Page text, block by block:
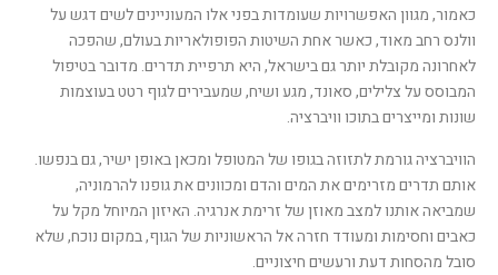
כאמור, מגוון האפשרויות שעומדות בפני אלו המעוניינים לשים דגש על
וולנס רחב מאוד, כאשר אחת השיטות הפופולאריות בעולם, שהפכה
לאחרונה מקובלת יותר גם בישראל, היא תרפיית תדרים. מדובר בטיפול
המבוסס על צלילים, סאונד, מגע ושיח, שמעבירים לגוף רטט בעוצמות
שונות ומייצרים בתוכו וויברציה.
הוויברציה גורמת לתזוזה בגופו של המטופל ומכאן באופן ישיר, גם בנפשו.
אותם תדרים מזרימים את המים והדם ומכוונים את גופנו להרמוניה,
שמביאה אותנו למצב מאוזן של זרימת אנרגיה. האיזון המיוחל מקל על
כאבים וחסימות ומעודד חזרה אל הראשוניות של הגוף, במקום נוכח, שלא
סובל מהסחות דעת ורעשים חיצוניים.